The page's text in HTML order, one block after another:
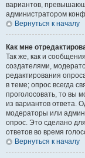
вариантов,
администратором
Вернуться к началу
Как мне
Так же, как и
создателями,
редактирования
в теме; опрос всегда
проголосовать, то вы
из вариантов ответа.
модераторы или
опрос. Это сделано
ответов во время
Вернуться к началу